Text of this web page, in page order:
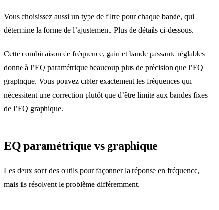
Vous choisissez aussi un type de filtre pour chaque bande, qui
détermine la forme de l’ajustement. Plus de détails ci-dessous.
Cette combinaison de fréquence, gain et bande passante réglables
donne à l’EQ paramétrique beaucoup plus de précision que l’EQ
graphique. Vous pouvez cibler exactement les fréquences qui
nécessitent une correction plutôt que d’être limité aux bandes fixes
de l’EQ graphique.
EQ paramétrique vs graphique
Les deux sont des outils pour façonner la réponse en fréquence,
mais ils résolvent le problème différemment.